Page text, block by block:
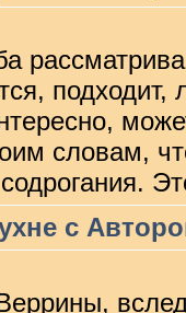
словам,
с